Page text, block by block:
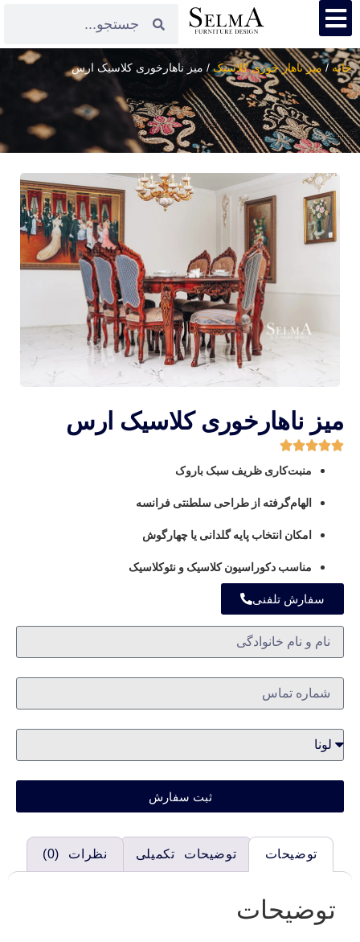
خانه/میز ناهار خوری کلاسیک/ میز ناهارخوری کلاسیک ارس
میز ناهارخوری کلاسیک ارس
منبت‌کاری ظریف سبک باروک
الهام‌گرفته از طراحی سلطنتی فرانسه
امکان انتخاب پایه گلدانی یا چهارگوش
مناسب دکوراسیون کلاسیک و نئوکلاسیک
سفارش تلفنی
ثبت سفارش
توضیحات توضیحات تکمیلی نظرات (0)
توضیحات